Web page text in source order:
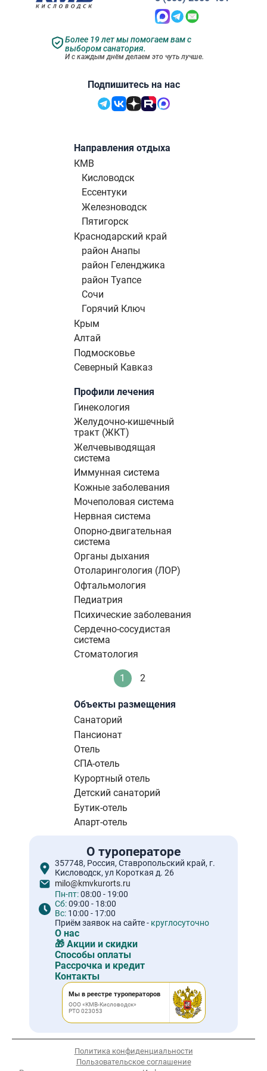
Подпишитесь на нас
Более 19 лет мы помогаем вам с
выбором санатория.
И с каждым днём делаем это чуть лучше.
Направления отдыха
КМВ
Кисловодск
Ессентуки
Железноводск
Пятигорск
Краснодарский край
район Анапы
район Геленджика
район Туапсе
Сочи
Горячий Ключ
Крым
Алтай
Подмосковье
Северный Кавказ
Профили лечения
Гинекология
Желудочно-кишечный
тракт (ЖКТ)
Желчевыводящая
система
Иммунная система
Кожные заболевания
Мочеполовая система
Нервная система
Опорно-двигательная
система
Органы дыхания
Отоларингология (ЛОР)
Офтальмология
Педиатрия
Психические заболевания
Сердечно-сосудистая
система
Стоматология
Нумерация
страниц Текущая
1 Стандартное
2
Объекты размещения
Санаторий
Пансионат
Отель
СПА-отель
Курортный отель
Детский санаторий
Бутик-отель
Апарт-отель
О туроператоре
357748, Россия, Ставропольский край, г.
Кисловодск, ул Короткая д. 26
milo@kmvkurorts.ru
Пн-пт:08:00 - 19:00
Сб:09:00 - 18:00
Вс: 10:00 - 17:00
Приём заявок на сайте - круглосуточно
О нас
🎁 Акции и скидки
Способы оплаты
Рассрочка и кредит
Контакты
Мы в реестре туроператоров
ООО «КМВ-Кисловодск»
РТО 023053
Политика конфиденциальности
Пользовательское соглашение